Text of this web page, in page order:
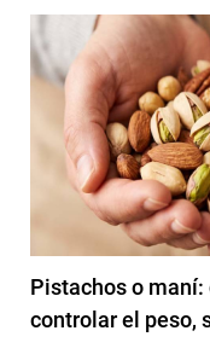
Pistachos o
controlar el peso,